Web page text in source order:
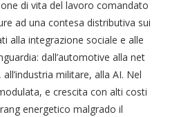
di vita del lavoro comandato
ad una contesa distributiva sui
alla integrazione sociale e alle
dall’automotive alla net
militare, alla AI. Nel
e crescita con alti costi
energetico malgrado il